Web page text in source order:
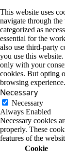
This website uses
navigate through the
categorized as
essential for the
also use third-party
you use this
only with your
cookies. But opting
browsing experience.
Necessary
Necessary
Always Enabled
Necessary cookies
properly. These
features of the
Cookie